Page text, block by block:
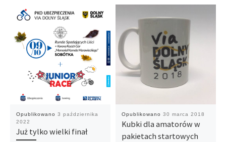
Opublikowano 3 października
2022
Już tylko wielki finał
Opublikowano 30 marca 2018
Kubki dla amatorów w
pakietach startowych